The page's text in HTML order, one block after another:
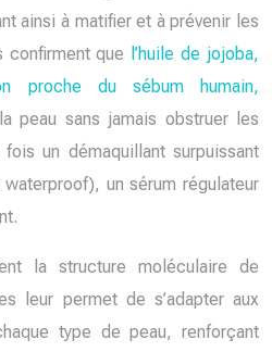
ainsi à matifier et à prévenir les
confirment que l’huile de jojoba,
proche du sébum humain,
la peau sans jamais obstruer les
un démaquillant surpuissant
un sérum régulateur
la structure moléculaire de
leur permet de s’adapter aux
type de peau, renforçant